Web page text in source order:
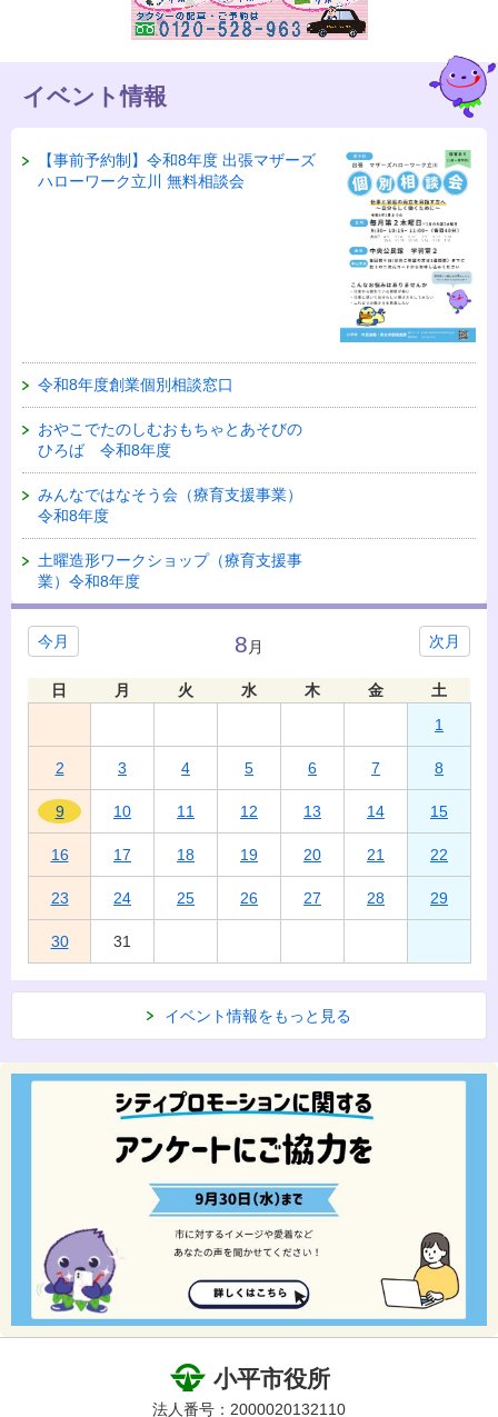
イベント情報
【事前予約制】令和8年度 出張マザーズ
ハローワーク立川 無料相談会
令和8年度創業個別相談窓口
おやこでたのしむおもちゃとあそびの
ひろば 令和8年度
みんなではなそう会（療育支援事業）
令和8年度
土曜造形ワークショップ（療育支援事
業）令和8年度
今月 次月
8 月
日 月 火 水 木 金
土
1
2 3 4 5 6 7 8
9 10 11 12 13 14 15
16 17 18 19 20 21 22
23 24 25 26 27 28 29
30 31
イベント情報をもっと見る
小平市役所
法人番号：2000020132110